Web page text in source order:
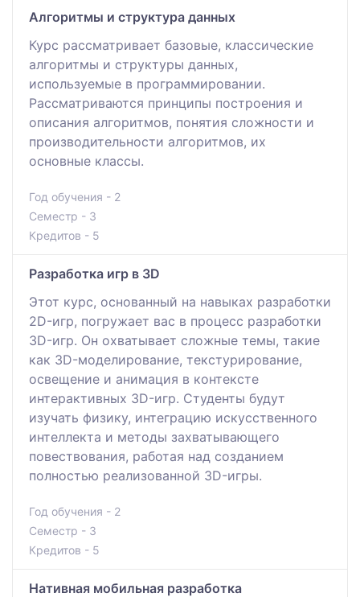
Алгоритмы и структура данных
Курс рассматривает базовые, классические
алгоритмы и структуры данных,
используемые в программировании.
Рассматриваются принципы построения и
описания алгоритмов, понятия сложности и
производительности алгоритмов, их
основные классы.
Год обучения - 2
Семестр - 3
Кредитов - 5
Разработка игр в 3D
Этот курс, основанный на навыках разработки
2D-игр, погружает вас в процесс разработки
3D-игр. Он охватывает сложные темы, такие
как 3D-моделирование, текстурирование,
освещение и анимация в контексте
интерактивных 3D-игр. Студенты будут
изучать физику, интеграцию искусственного
интеллекта и методы захватывающего
повествования, работая над созданием
полностью реализованной 3D-игры.
Год обучения - 2
Семестр - 3
Кредитов - 5
Нативная мобильная разработка